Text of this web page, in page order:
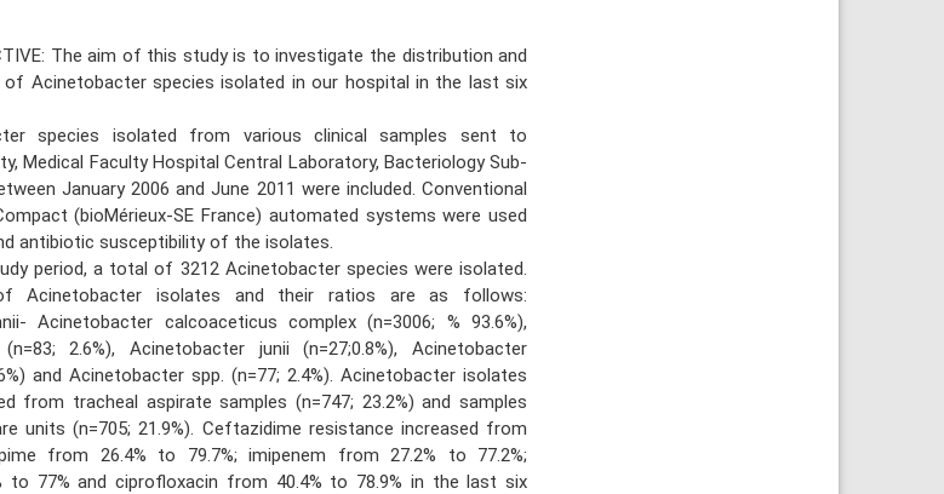
The aim of this study is to investigate the distribution and
Acinetobacter species isolated in our hospital in the last six
species isolated from various clinical samples sent to
Medical Faculty Hospital Central Laboratory, Bacteriology Sub-
January 2006 and June 2011 were included. Conventional
(bioMérieux-SE France) automated systems were used
antibiotic susceptibility of the isolates.
period, a total of 3212 Acinetobacter species were isolated.
Acinetobacter isolates and their ratios are as follows:
Acinetobacter calcoaceticus complex (n=3006; % 93.6%),
2.6%), Acinetobacter junii (n=27;0.8%), Acinetobacter
and Acinetobacter spp. (n=77; 2.4%). Acinetobacter isolates
from tracheal aspirate samples (n=747; 23.2%) and samples
units (n=705; 21.9%). Ceftazidime resistance increased from
from 26.4% to 79.7%; imipenem from 27.2% to 77.2%;
to 77% and ciprofloxacin from 40.4% to 78.9% in the last six